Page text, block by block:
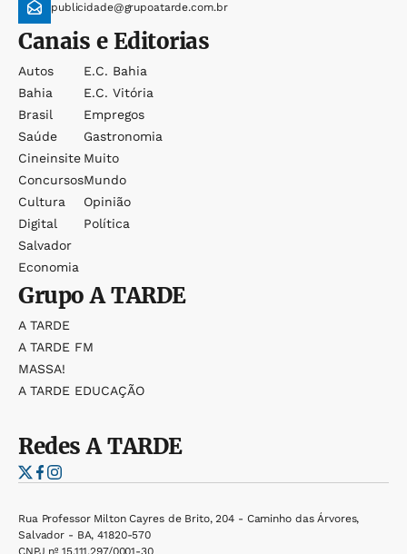
publicidade@grupoatarde.com.br
Canais e Editorias
Autos
Bahia
Brasil
Saúde
Cineinsite
Concursos
Cultura
Digital
Salvador
Economia
E.c. Bahia
E.c. Vitória
Empregos
Gastronomia
Muito
Mundo
Opinião
Política
GrupoA TARDE
A TARDE
A TARDE FM
MASSA!
A TARDE EDUCAÇÃO
RedesA TARDE
Rua Professor Milton Cayres de Brito, 204 - Caminho das Árvores,
Salvador - BA, 41820-570
CNPJ nº 15.111.297/0001-30